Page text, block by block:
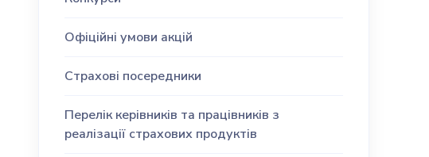
Офіційні умови акцій
Страхові посередники
Перелік керівників та працівників з
реалізації страхових продуктів